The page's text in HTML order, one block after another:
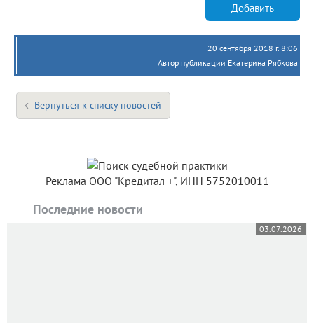
Добавить
20 сентября 2018 г. 8:06
Автор публикации Екатерина Рябкова
Вернуться к списку новостей
Реклама ООО "Кредитал +", ИНН 5752010011
Последние новости
03.07.2026